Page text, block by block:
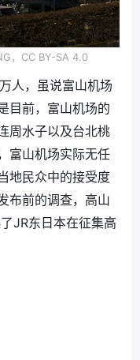
，CC BY-SA 4.0
人，虽说富山机场
目前，富山机场的
周水子以及台北桃
富山机场实际无任
地民众中的接受度
布前的调查，高山
JR东日本在征集高